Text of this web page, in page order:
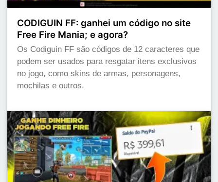
CODIGUIN FF: ganhei um código no site
Free Fire Mania; e agora?
Os Codiguin FF são códigos de 12 caracteres que
podem ser usados para resgatar itens exclusivos
no jogo, como skins de armas, personagens,
mochilas e outros.